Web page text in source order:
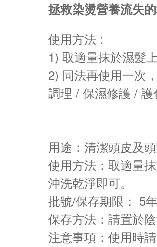
拯救染燙營養流失
使用方法 :
1) 取適量抹於濕髮
2) 同法再使用一次
調理 / 保濕修護 /
用途：清潔頭皮及頭
使用方法：取適量
沖洗乾淨即可。
批號/保存期限： 5
保存方法：請置於
注意事項：使用時請